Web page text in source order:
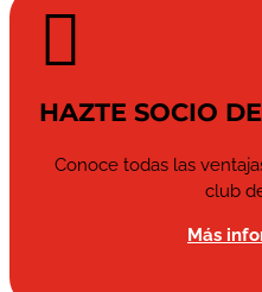

HAZTE SOCIO
Conoce todas las
club
Más